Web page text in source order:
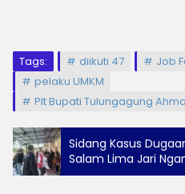
Tags: diikuti 47
Job
pelaku UMKM
Plt Bupati Tulungagung
Sidang Kasus
Salam Lima Jari
Pledoi, JPU Siapkan